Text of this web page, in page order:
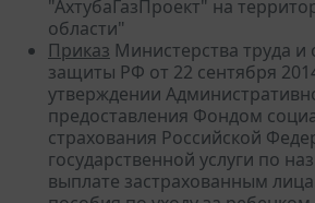
"АхтубаГазПроект" на
области"
Приказ Министерства труда и
защиты РФ от 22 сентября
утверждении
предоставления Фондом
страхования Российской
государственной услуги по
выплате застрахованным